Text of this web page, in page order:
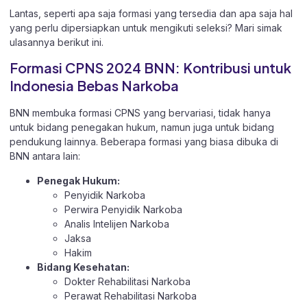
Lantas, seperti apa saja formasi yang tersedia dan apa saja hal
yang perlu dipersiapkan untuk mengikuti seleksi? Mari simak
ulasannya berikut ini.
Formasi CPNS 2024 BNN: Kontribusi untuk
Indonesia Bebas Narkoba
BNN membuka formasi CPNS yang bervariasi, tidak hanya
untuk bidang penegakan hukum, namun juga untuk bidang
pendukung lainnya. Beberapa formasi yang biasa dibuka di
BNN antara lain:
Penegak Hukum:
Penyidik Narkoba
Perwira Penyidik Narkoba
Analis Intelijen Narkoba
Jaksa
Hakim
Bidang Kesehatan:
Dokter Rehabilitasi Narkoba
Perawat Rehabilitasi Narkoba